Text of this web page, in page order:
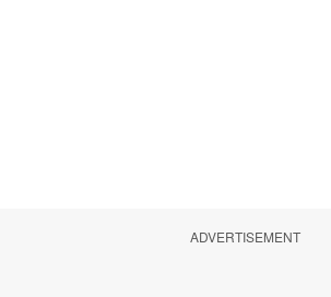
ADVERTISEMENT